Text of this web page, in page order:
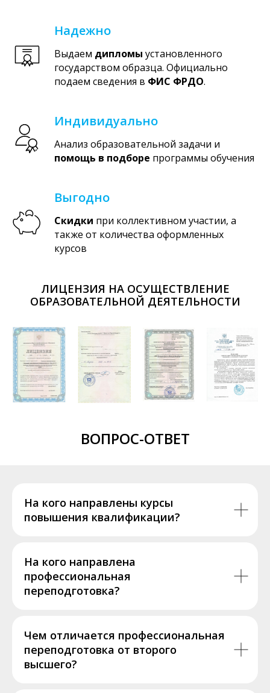
Надежно
Выдаем дипломы установленного
государством образца. Официально
подаем сведения в ФИС ФРДО.
Индивидуально
Анализ образовательной задачи и
помощь в подборе программы обучения
Выгодно
Скидки при коллективном участии, а
также от количества оформленных
курсов
ЛИЦЕНЗИЯ НА ОСУЩЕСТВЛЕНИЕ
ОБРАЗОВАТЕЛЬНОЙ ДЕЯТЕЛЬНОСТИ
ВОПРОС-ОТВЕТ
На кого направлены курсы
повышения квалификации?
На кого направлена
профессиональная
переподготовка?
Чем отличается профессиональная
переподготовка от второго
высшего?